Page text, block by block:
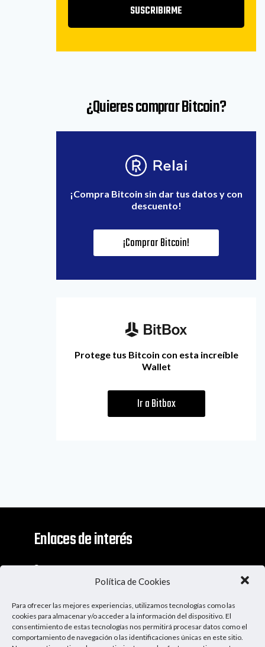
Política de Cookies
Para ofrecer las mejores experiencias, utilizamos tecnologías como las
cookies para almacenar y/o acceder a la información del dispositivo. El
consentimiento de estas tecnologías nos permitirá procesar datos como el
comportamiento de navegación o las identificaciones únicas en este sitio.
SUSCRIBIRME
¿Quieres comprar Bitcoin?
¡Compra Bitcoin sin dar tus datos y con
descuento!
¡Comprar Bitcoin!
Protege tus Bitcoin con esta increíble
Wallet
Ir a Bitbox
Enlaces de interés
Contacto
Descargo De Responsabilidad
Apoya al Podcast
Ser Patrocinador